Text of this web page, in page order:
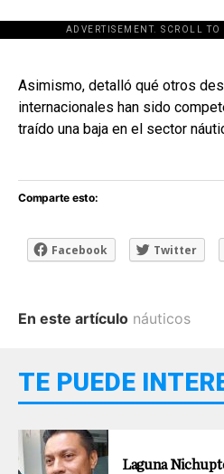
ADVERTISEMENT. SCROLL
[adsforwp
Asimismo, detalló qué otros
internacionales han sido
traído una baja en el sector
Comparte esto:
Facebook Twitter
En este artículo náuticos
TE PUEDE
Laguna